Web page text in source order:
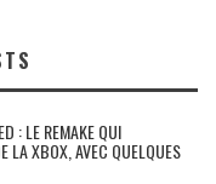
: LE REMAKE QUI
LA XBOX, AVEC QUELQUES